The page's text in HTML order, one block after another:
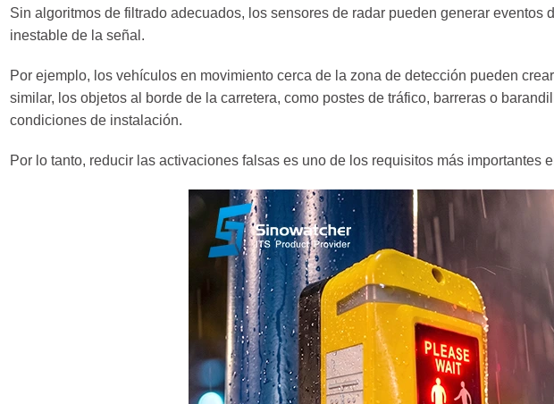
Sin algoritmos de filtrado adecuados, los sensores de radar pueden generar
inestable de la señal.
Por ejemplo, los vehículos en movimiento cerca de la zona de detección pueden
similar, los objetos al borde de la carretera, como postes de tráfico, barreras o
condiciones de instalación.
Por lo tanto, reducir las activaciones falsas es uno de los requisitos más importantes